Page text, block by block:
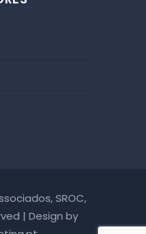
SROC,
| Design by